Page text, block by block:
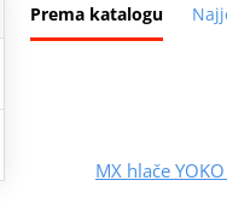
Prema katalogu
MX hlače